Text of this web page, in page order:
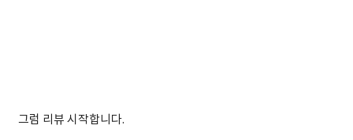
그럼 리뷰 시작합니다.